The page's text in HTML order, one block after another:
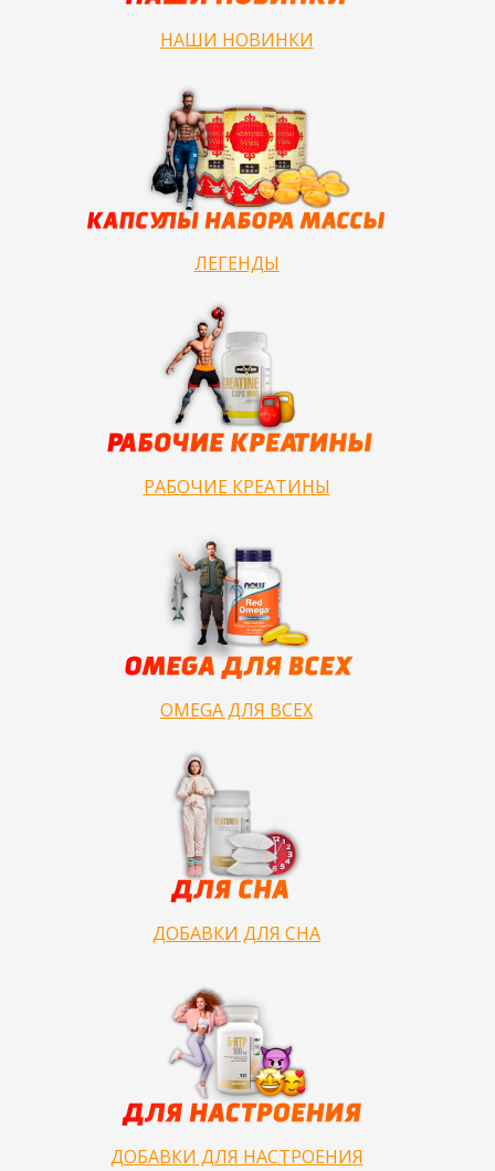
НАШИ НОВИНКИ
ЛЕГЕНДЫ
РАБОЧИЕ КРЕАТИНЫ
OMEGA ДЛЯ ВСЕХ
ДОБАВКИ ДЛЯ СНА
ДОБАВКИ ДЛЯ НАСТРОЕНИЯ